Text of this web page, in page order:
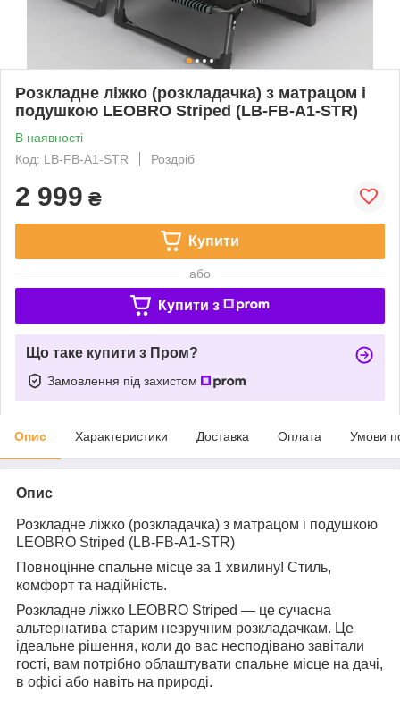
Розкладне ліжко (розкладачка) з матрацом і
подушкою LEOBRO Striped (LB-FB-A1-STR)
В наявності
Код: LB-FB-A1-STR
Роздріб
2 999 ₴
Купити
або
Купити з
Що таке купити з Пром?
Замовлення під захистом
Опис Характеристики Доставка Оплата Умови
Опис
Розкладне ліжко (розкладачка) з матрацом і подушкою
LEOBRO Striped (LB-FB-A1-STR)
Повноцінне спальне місце за 1 хвилину! Стиль,
комфорт та надійність.
Розкладне ліжко LEOBRO Striped — це сучасна
альтернатива старим незручним розкладачкам. Це
ідеальне рішення, коли до вас несподівано завітали
гості, вам потрібно облаштувати спальне місце на дачі,
в офісі або навіть на природі.